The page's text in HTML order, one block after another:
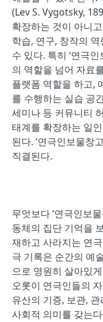
(Lev S. Vygotsky,
확장하는 것이 아니
학습, 연구, 창작의
수 있다. 특히 ‘연극인
의 역할을 넘어 자료
플랫폼 역할을 하고,
를 수행하는 실습 공
세미나 등 커뮤니티
태계를 확장하는 일
된다. ‘연극인보물창
직결된다.
무엇보다 ‘연극인보
동체의 집단 기억을
재하고 사라지는 연
극 기록은 순간의 예
으로 영원히 살아있
오롯이 연극인들의
유산의 기증, 보관,
사회적 의미를 갖는